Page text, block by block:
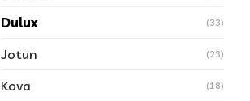
Dulux (33)
Jotun (23)
Kova (18)